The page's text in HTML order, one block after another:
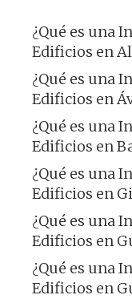
¿Qué es una
Edificios en
¿Qué es una
Edificios en
¿Qué es una
Edificios en
¿Qué es una
Edificios en
¿Qué es una
Edificios en
¿Qué es una
Edificios en